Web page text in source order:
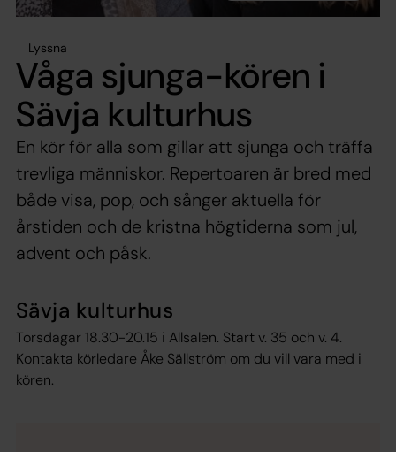
Lyssna
Våga sjunga-kören i
Sävja kulturhus
En kör för alla som gillar att sjunga och träffa
trevliga människor. Repertoaren är bred med
både visa, pop, och sånger aktuella för
årstiden och de kristna högtiderna som jul,
advent och påsk.
Sävja kulturhus
Torsdagar 18.30-20.15 i Allsalen. Start v. 35 och v. 4.
Kontakta körledare Åke Sällström om du vill vara med i
kören.